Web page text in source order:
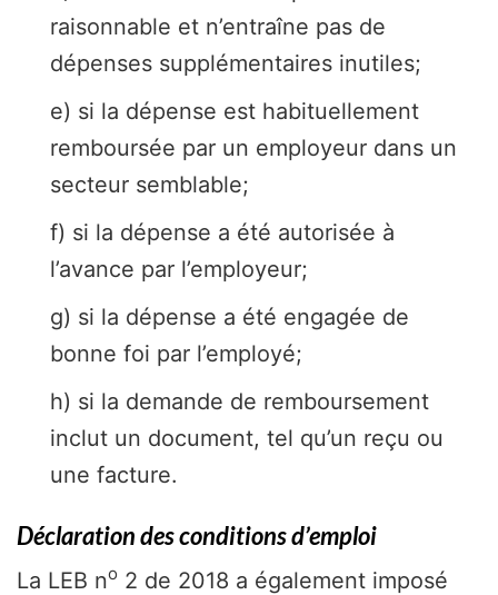
raisonnable et n’entraîne pas de
dépenses supplémentaires inutiles;
e) si la dépense est habituellement
remboursée par un employeur dans un
secteur semblable;
f) si la dépense a été autorisée à
l’avance par l’employeur;
g) si la dépense a été engagée de
bonne foi par l’employé;
h) si la demande de remboursement
inclut un document, tel qu’un reçu ou
une facture.
Déclaration des conditions d’emploi
La LEB no 2 de 2018 a également imposé